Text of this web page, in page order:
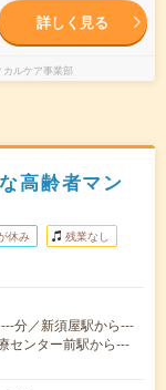
詳しく見る
ルケア事業部
高齢者マン
休み 残業なし
分／新須屋駅から---
センター前駅から---